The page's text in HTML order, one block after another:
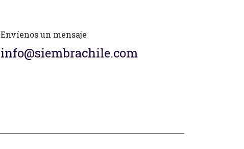
Envíenos un mensaje
info@siembrachile.com